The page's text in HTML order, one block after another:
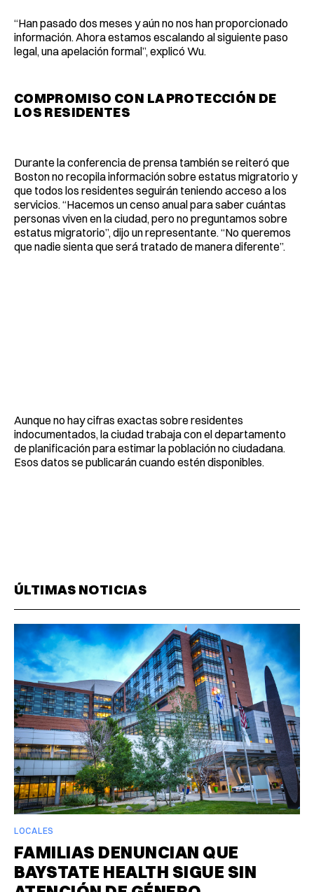
“Han pasado dos meses y aún no nos han proporcionado
información. Ahora estamos escalando al siguiente paso
legal, una apelación formal”, explicó Wu.
COMPROMISO CON LA PROTECCIÓN DE
LOS RESIDENTES
Durante la conferencia de prensa también se reiteró que
Boston no recopila información sobre estatus migratorio y
que todos los residentes seguirán teniendo acceso a los
servicios. “Hacemos un censo anual para saber cuántas
personas viven en la ciudad, pero no preguntamos sobre
estatus migratorio”, dijo un representante. “No queremos
que nadie sienta que será tratado de manera diferente”.
Aunque no hay cifras exactas sobre residentes
indocumentados, la ciudad trabaja con el departamento
de planificación para estimar la población no ciudadana.
Esos datos se publicarán cuando estén disponibles.
ÚLTIMAS NOTICIAS
LOCALES
FAMILIAS DENUNCIAN QUE
BAYSTATE HEALTH SIGUE SIN